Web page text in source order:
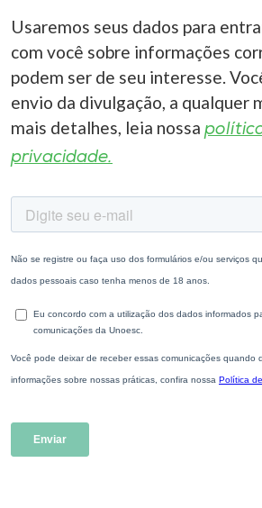
Usaremos seus dados para
com você sobre informações
podem ser de seu interesse.
envio da divulgação, a qualquer
mais detalhes, leia nossa
privacidade.